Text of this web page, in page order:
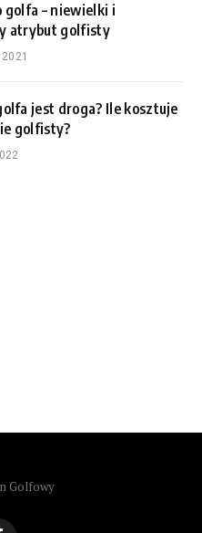
golfa – niewielki i
atrybut golfisty
jest droga? Ile kosztuje
golfisty?